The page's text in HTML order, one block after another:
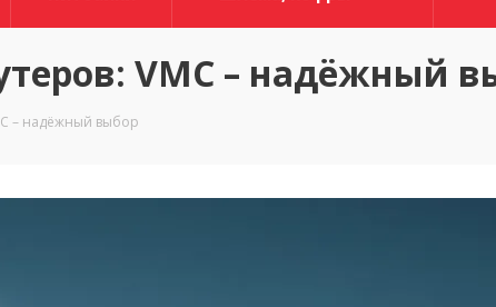
VMC – надёжный
– надёжный выбор